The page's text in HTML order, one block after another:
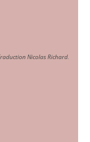
Nicolas Richard.